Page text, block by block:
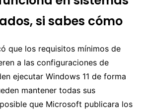
si sabes cómo
que los requisitos mínimos de
a las configuraciones de
ejecutar Windows 11 de forma
mantener todas sus
que Microsoft publicara los